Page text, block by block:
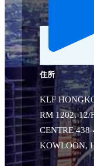
住所
KLF
RM 1202, 12/
CENTRE
KOWLOON,